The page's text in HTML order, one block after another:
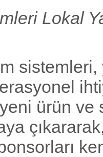
Lokal
sistemleri,
ürün ve